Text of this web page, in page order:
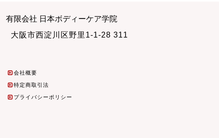
有限会社 日本ボディーケア学院
大阪市西淀川区野里1-1-28 311
会社概要
特定商取引法
プライバシーポリシー